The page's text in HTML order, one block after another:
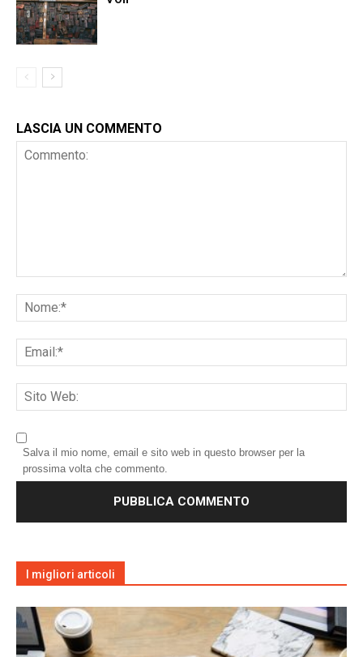
LASCIA UN COMMENTO
Salva il mio nome, email e sito web in questo browser per la
prossima volta che commento.
I migliori articoli